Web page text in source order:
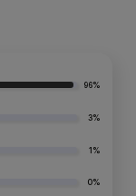
96%
3%
1%
0%